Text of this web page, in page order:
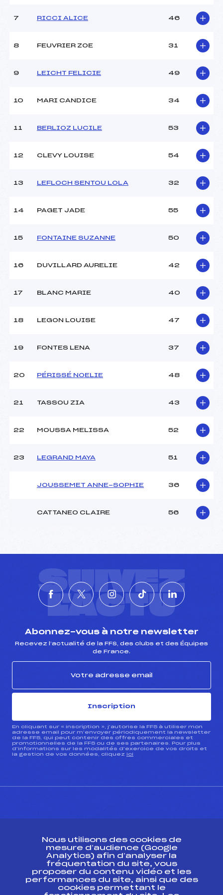
Température arrivée :
10.0000
7 RICCI ALICE 46
8 FEUVRIER ZOE 31
9 LEICHT FELICIE 49
10 MARI CANDICE 34
11 BERLIOZ LUCILE 53
12 CLEVY LOUISE 54
13 LEFLOCH SENTOU LOLA 32
14 PAGET JADE 55
15 FONTAINE SUZANNE 50
16 DUVILLARD AURELIE 42
17 BLANC MARIE 40
18 LEGON LOUISE 47
19 FONTES LENA 37
20 PÉRISSÉ NOELIE 48
21 TASSOU ZIA 43
22 MOUSSA MELISSA 52
23 LEGRAND MAYA 51
JOUSSEMET ANNE-SOPHIE 36
CATTANEO CLAIRE 56
SUIVEZ
L'ACTU
Abonnez-vous à notre newsletter
Recevez l’actualité de la FFS, des clubs et des Équipes
de France.
Inscription
En cliquant sur « inscription », j’autorise la FFS à utiliser mon
adresse email pour m’envoyer périodiquement la newsletter
de la FFS, qui peut contenir des offres commerciales et
promotionnelles de la FFS ou de ses partenaires. Pour plus
d’informations sur les modalités d’exercice de vos droits et
la gestion de vos données, cliquez ici
Ressources
Pass’Neige
Projet sportif fédéral
Nous utilisons des cookies de
mesure d’audience (Google
Analytics) afin d’analyser la
fréquentation du site, vous
proposer du contenu vidéo et les
performances du site, ainsi que des
cookies permettant le